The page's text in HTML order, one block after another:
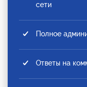
сети
Полное
Ответы на